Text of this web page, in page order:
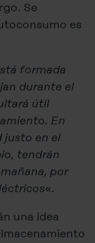
Se
es
formada
durante el
útil
En
justo en el
tendrán
por
«.
una idea